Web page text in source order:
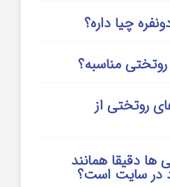
چیا داره؟
مناسبه؟
روتختی از
ها دقیقا همانند
سایت است؟